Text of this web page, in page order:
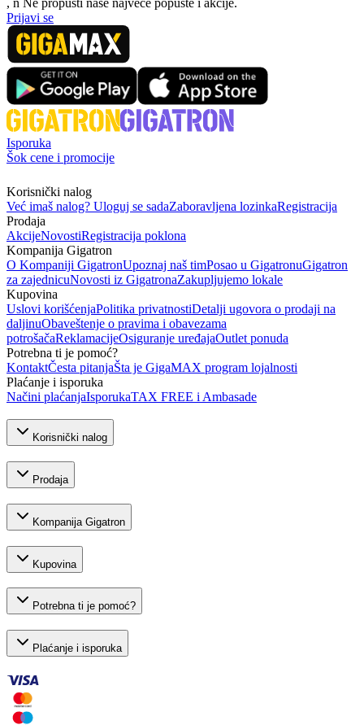
Prijavi se
Isporuka
Šok cene i promocije
Korisnički nalog
Već imaš nalog? Uloguj se sadaZaboravljena lozinkaRegistracija
Prodaja
AkcijeNovostiRegistracija poklona
Kompanija Gigatron
O Kompaniji GigatronUpoznaj naš timPosao u GigatronuGigatron
za zajednicuNovosti iz GigatronaZakupljujemo lokale
Kupovina
Uslovi korišćenjaPolitika privatnostiDetalji ugovora o prodaji na
daljinuObaveštenje o pravima i obavezama
potrošačaReklamacijeOsiguranje uređajaOutlet ponuda
Potrebna ti je pomoć?
KontaktČesta pitanjaŠta je GigaMAX program lojalnosti
Plaćanje i isporuka
Načini plaćanjaIsporukaTAX FREE i Ambasade
Korisnički nalog
Prodaja
Kompanija Gigatron
Kupovina
Potrebna ti je pomoć?
Plaćanje i isporuka